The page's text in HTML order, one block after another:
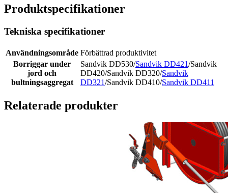
Produktspecifikationer
Tekniska specifikationer
Användningsområde Förbättrad produktivitet
Borriggar under
jord och
bultningsaggregat
Sandvik DD530/Sandvik DD421/Sandvik
DD420/Sandvik DD320/Sandvik
DD321/Sandvik DD410/Sandvik DD411
Relaterade produkter